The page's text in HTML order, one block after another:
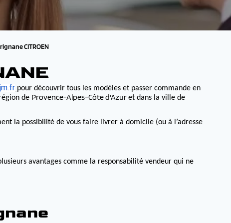
CITROEN
pour découvrir tous les modèles et passer commande en
de Provence-Alpes-Côte d'Azuret dans la ville de
la possibilité de vous faire livrer à domicile (ou à l’adresse
avantages comme la responsabilité vendeur qui ne